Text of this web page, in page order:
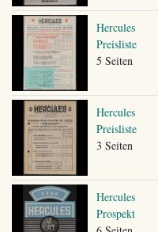
Hercules
Preisliste
5 Seiten
Hercules
Preisliste
3 Seiten
Hercules
Prospekt